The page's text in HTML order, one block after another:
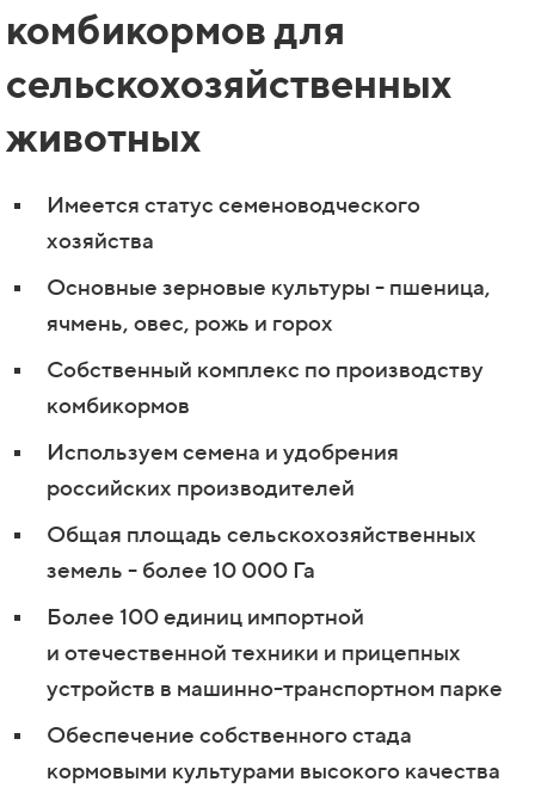
комбикормов для
сельскохозяйственных
животных
Имеется статус семеноводческого
хозяйства
Основные зерновые культуры - пшеница,
ячмень, овес, рожь и горох
Собственный комплекс по производству
комбикормов
Используем семена и удобрения
российских производителей
Общая площадь сельскохозяйственных
земель - более 10 000 Га
Более 100 единиц импортной
и отечественной техники и прицепных
устройств в машинно-транспортном парке
Обеспечение собственного стада
кормовыми культурами высокого качества